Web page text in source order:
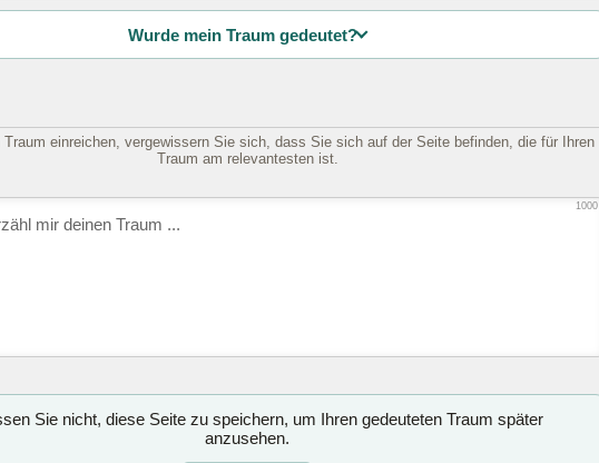
Wurde mein Traum gedeutet?
Traum einreichen, vergewissern Sie sich, dass Sie sich auf der Seite befinden, die für Ihren
Traum am relevantesten ist.
1000
Sie nicht, diese Seite zu speichern, um Ihren gedeuteten Traum später
anzusehen.